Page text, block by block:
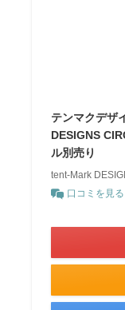
テンマクデザ
DESIGNS
ル別売り
tent-Mark
口コミを見る